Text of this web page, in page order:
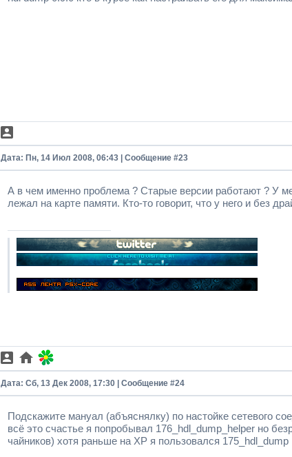
Дата: Пн, 14 Июл 2008, 06:43 | Сообщение #23
А в чем именно проблема ? Старые версии работают ? У
лежал на карте памяти. Кто-то говорит, что у него и без
Дата: Сб, 13 Дек 2008, 17:30 | Сообщение #24
Подскажите мануал (абъяснялку) по настойке сетевого
всё это счастье я попробывал 176_hdl_dump_helper но
чайников) хотя раньше на ХР я пользовался 175_hdl_dump